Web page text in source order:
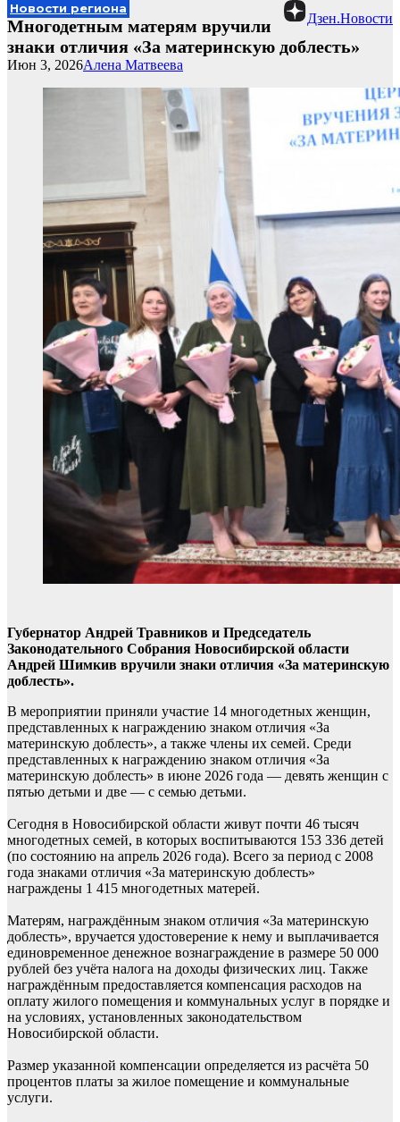
Дзен.Новости
Новости региона
Многодетным матерям вручили
знаки отличия «За материнскую доблесть»
Алена Матвеева
Июн 3, 2026
Губернатор Андрей Травников и Председатель
Законодательного Собрания Новосибирской области
Андрей Шимкив вручили знаки отличия «За материнскую
доблесть».
В мероприятии приняли участие 14 многодетных женщин,
представленных к награждению знаком отличия «За
материнскую доблесть», а также члены их семей. Среди
представленных к награждению знаком отличия «За
материнскую доблесть» в июне 2026 года — девять женщин с
пятью детьми и две — с семью детьми.
Сегодня в Новосибирской области живут почти 46 тысяч
многодетных семей, в которых воспитываются 153 336 детей
(по состоянию на апрель 2026 года). Всего за период с 2008
года знаками отличия «За материнскую доблесть»
награждены 1 415 многодетных матерей.
Матерям, награждённым знаком отличия «За материнскую
доблесть», вручается удостоверение к нему и выплачивается
единовременное денежное вознаграждение в размере 50 000
рублей без учёта налога на доходы физических лиц. Также
награждённым предоставляется компенсация расходов на
оплату жилого помещения и коммунальных услуг в порядке и
на условиях, установленных законодательством
Новосибирской области.
Размер указанной компенсации определяется из расчёта 50
процентов платы за жилое помещение и коммунальные
услуги.